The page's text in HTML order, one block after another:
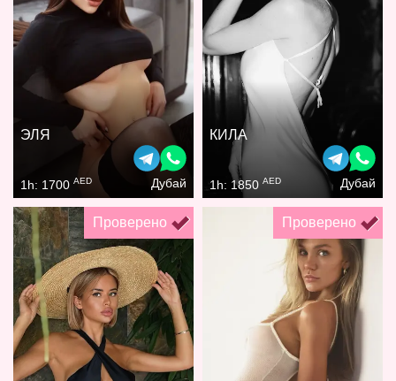
ЭЛЯ
1h: 1700 AED Дубай
КИЛА
1h: 1850 AED Дубай
Проверено Проверено